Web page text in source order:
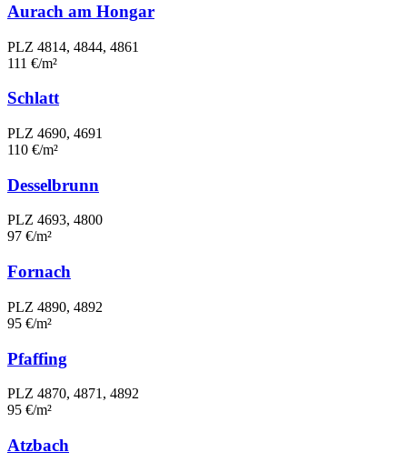
Aurach am Hongar
PLZ 4814, 4844, 4861
111 €/m²
Schlatt
PLZ 4690, 4691
110 €/m²
Desselbrunn
PLZ 4693, 4800
97 €/m²
Fornach
PLZ 4890, 4892
95 €/m²
Pfaffing
PLZ 4870, 4871, 4892
95 €/m²
Atzbach